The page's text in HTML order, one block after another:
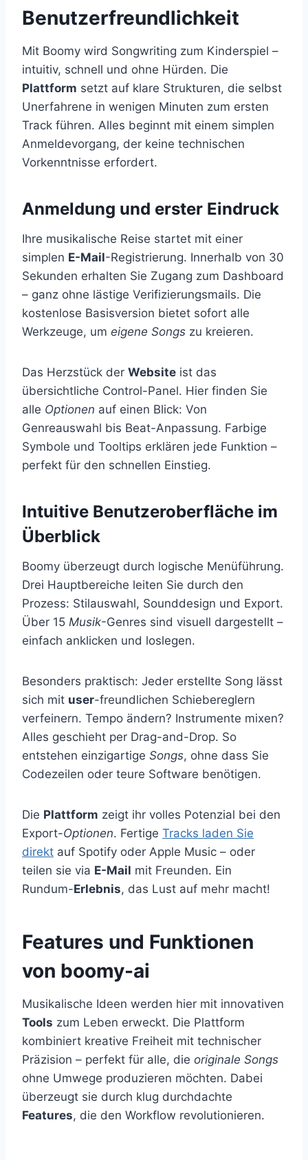
Benutzerfreundlichkeit
Mit Boomy wird Songwriting zum Kinderspiel –
intuitiv, schnell und ohne Hürden. Die
Plattform setzt auf klare Strukturen, die selbst
Unerfahrene in wenigen Minuten zum ersten
Track führen. Alles beginnt mit einem simplen
Anmeldevorgang, der keine technischen
Vorkenntnisse erfordert.
Anmeldung und erster Eindruck
Ihre musikalische Reise startet mit einer
simplen E-Mail-Registrierung. Innerhalb von 30
Sekunden erhalten Sie Zugang zum Dashboard
– ganz ohne lästige Verifizierungsmails. Die
kostenlose Basisversion bietet sofort alle
Werkzeuge, um eigene Songs zu kreieren.
Das Herzstück der Website ist das
übersichtliche Control-Panel. Hier finden Sie
alle Optionen auf einen Blick: Von
Genreauswahl bis Beat-Anpassung. Farbige
Symbole und Tooltips erklären jede Funktion –
perfekt für den schnellen Einstieg.
Intuitive Benutzeroberfläche im
Überblick
Boomy überzeugt durch logische Menüführung.
Drei Hauptbereiche leiten Sie durch den
Prozess: Stilauswahl, Sounddesign und Export.
Über 15 Musik-Genres sind visuell dargestellt –
einfach anklicken und loslegen.
Besonders praktisch: Jeder erstellte Song lässt
sich mit user-freundlichen Schiebereglern
verfeinern. Tempo ändern? Instrumente mixen?
Alles geschieht per Drag-and-Drop. So
entstehen einzigartige Songs, ohne dass Sie
Codezeilen oder teure Software benötigen.
Die Plattform zeigt ihr volles Potenzial bei den
Export-Optionen. Fertige Tracks laden Sie
direkt auf Spotify oder Apple Music – oder
teilen sie via E-Mail mit Freunden. Ein
Rundum-Erlebnis, das Lust auf mehr macht!
Features und Funktionen
von boomy-ai
Musikalische Ideen werden hier mit innovativen
Tools zum Leben erweckt. Die Plattform
kombiniert kreative Freiheit mit technischer
Präzision – perfekt für alle, die originale Songs
ohne Umwege produzieren möchten. Dabei
überzeugt sie durch klug durchdachte
Features, die den Workflow revolutionieren.